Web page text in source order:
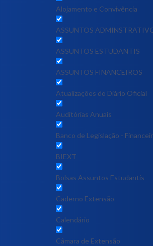
Alojamento e Convivência
ASSUNTOS
ASSUNTOS ESTUDANTIS
ASSUNTOS FINANCEIROS
Atualizações do Diário Oficial
Auditórias Anuais
Banco de Legislação -
BIEXT
Bolsas Assuntos Estudantis
Caderno Extensão
Calendário
Câmara de Extensão